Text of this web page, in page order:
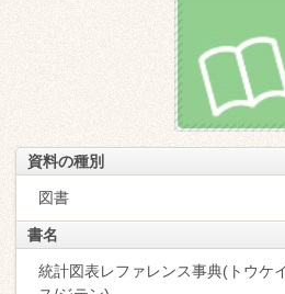
資料の種別
図書
書名
統計図表レファレンス事典(トウケ